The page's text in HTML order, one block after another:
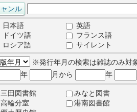
日本語
英語
ドイツ語
フランス語
ロシア語
サイレント
※発行年月の検索は雑誌のみ対
年
月から 年
三田図書館
みなと図書
高輪分室
港南図書館